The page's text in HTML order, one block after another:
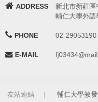
ADDRESS
新北市新莊
輔仁大學外
PHONE 02-29053190
E-MAIL
友站連結 ｜ 輔仁大學教